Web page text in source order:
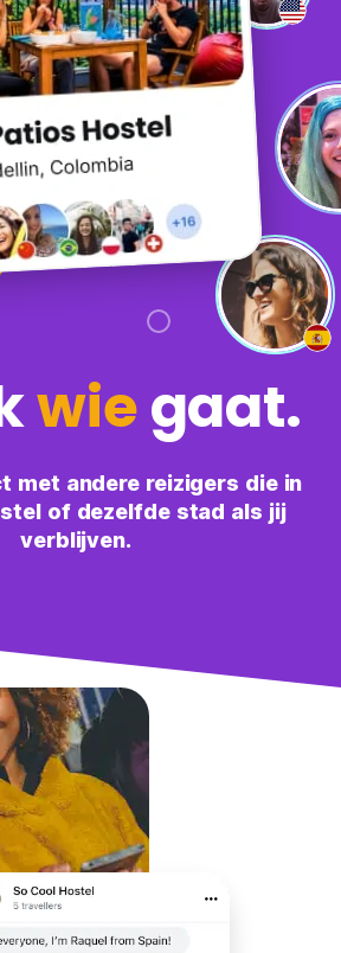
wiegaat.
met andere reizigers die in
of dezelfde stad als jij
verblijven.